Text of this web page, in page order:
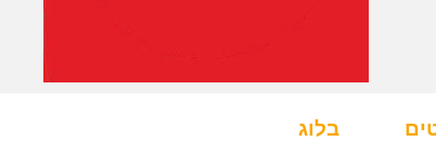
בלוג